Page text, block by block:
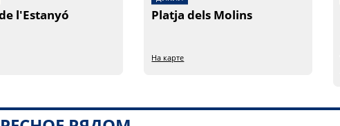
l'Estanyó Platja dels Molins
На карте